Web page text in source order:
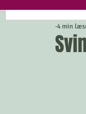
Autencitet
4 min